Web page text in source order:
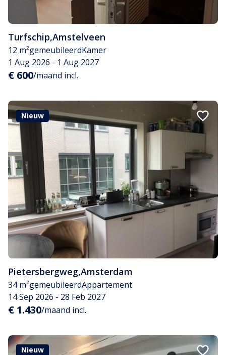
Turfschip,Amstelveen
12 m²gemeubileerdKamer
1 Aug 2026 - 1 Aug 2027
€ 600/maand incl.
Nieuw
Pietersbergweg,Amsterdam
34 m²gemeubileerdAppartement
14 Sep 2026 - 28 Feb 2027
€ 1.430/maand incl.
Nieuw